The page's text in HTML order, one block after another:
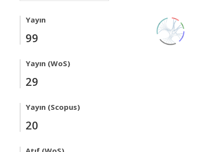
Yayın
99
Yayın (WoS)
29
Yayın (Scopus)
20